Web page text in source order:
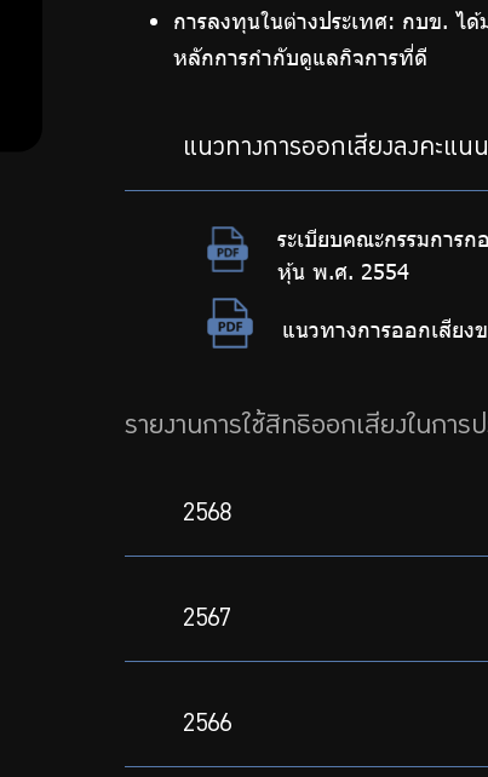
ต้าน
เสริม
ป้องกัน
ESG กบข
เกณฑ์
รายงานความ
รายงานอื่นที่
การลงทุนในต่างประเทศ: กบข. ไ
หลักการกำกับดูแลกิจการที่ดี
แนวทางการออกเสียงลงคะแน
ระเบียบคณะกรรมการ
หุ้น พ.ศ. 2554
แนวทางการออกเสียง
รายงานการใช้สิทธิออกเสียงในการ
2568
2567
2566